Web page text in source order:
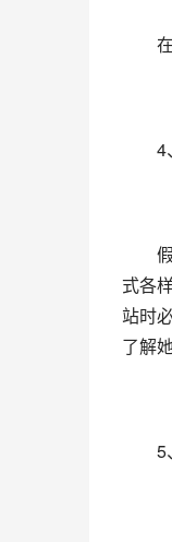
在
4、
假
式各
站时
了解
5、